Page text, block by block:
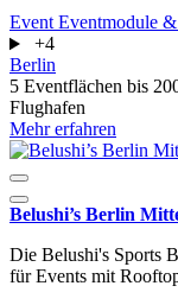
Event Eventmodule
+4
Berlin
5 Eventflächen bis
Flughafen
Mehr erfahren
Belushi’s Berlin
Die Belushi's Sports
für Events mit